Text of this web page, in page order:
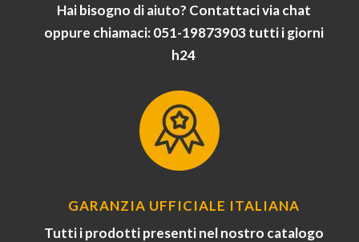
Hai bisogno di aiuto? Contattaci via chat
oppure chiamaci: 051-19873903 tutti i giorni
h24
GARANZIA UFFICIALE ITALIANA
Tutti i prodotti presenti nel nostro catalogo